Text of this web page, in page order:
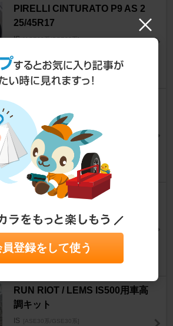
PIRELLI CINTURATO P9 AS 2
25/45R17
IS [ASE30系/GSE30系]
11
レクサス純正 RCFフェンダー
モール
IS [ASE30系/GSE30系]
5656(ゴロゴロ)さん
14
LEXUS 純正 RCF前期フェンダ
IS [ASE30系/GSE30系]
64
RUN RIOT / LEMS IS500用車高
調キット
IS [ASE30系/GSE30系]
登録をして使う